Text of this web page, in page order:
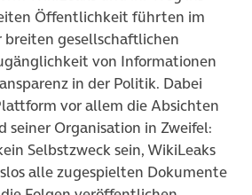
Öffentlichkeit führten im
breiten gesellschaftlichen
von Informationen
in der Politik. Dabei
vor allem die Absichten
seiner Organisation in Zweifel:
Selbstzweck sein, WikiLeaks
alle zugespielten Dokumente